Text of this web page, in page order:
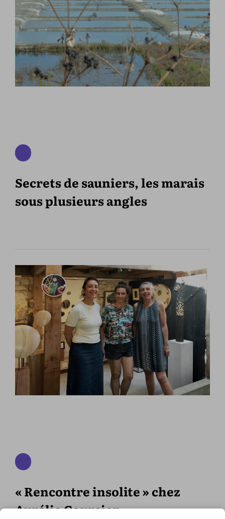
Secrets de sauniers, les marais
sous plusieurs angles
« Rencontre insolite » chez
Aurélie Courcier